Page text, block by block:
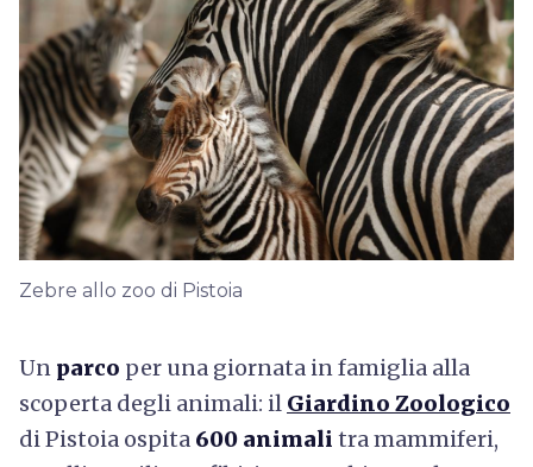
Zebre allo zoo di Pistoia
Un parco per una giornata in famiglia alla
scoperta degli animali: il Giardino Zoologico
di Pistoia ospita 600 animali tra mammiferi,